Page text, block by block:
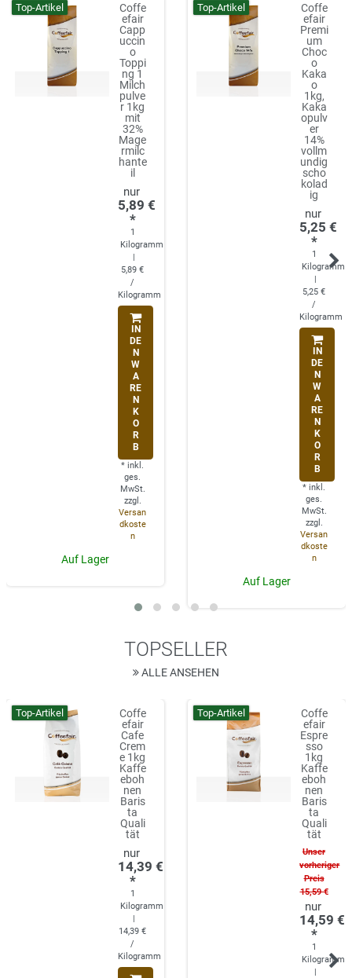
Top-Artikel
Coffe
efair
Capp
uccin
o
Toppi
ng 1
Milch
pulve
r 1kg
mit
32%
Mage
rmilc
hante
il
5,89 €
*
1
Kilogramm
|
5,89 €
/
Kilogramm
IN
DE
N
W
A
RE
N
K
O
R
B
* inkl.
ges.
MwSt.
zzgl.
Versan
dkoste
n
Auf Lager
Top-Artikel
Coffe
efair
Premi
um
Choc
o
Kaka
o
1kg,
Kaka
opulv
er
14%
vollm
undig
scho
kolad
ig
5,25 €
*
1
Kilogramm
|
5,25 €
/
Kilogramm
IN
DE
N
W
A
RE
N
K
O
R
B
* inkl.
ges.
MwSt.
zzgl.
Versan
dkoste
n
Auf Lager
TOPSELLER
ALLE ANSEHEN
Top-Artikel
Coffe
efair
Cafe
Crem
e 1kg
Kaffe
eboh
nen
Baris
ta
Quali
tät
14,39 €
*
1
Kilogramm
|
14,39 €
/
Kilogramm
Top-Artikel
Coffe
efair
Espre
sso
1kg
Kaffe
eboh
nen
Baris
ta
Quali
tät
Unser
vorheriger
Preis
15,59 €
14,59 €
*
1
Kilogramm
|